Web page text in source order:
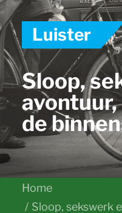
Luister
Sloop,
de
Home
Sloop, sekswerk